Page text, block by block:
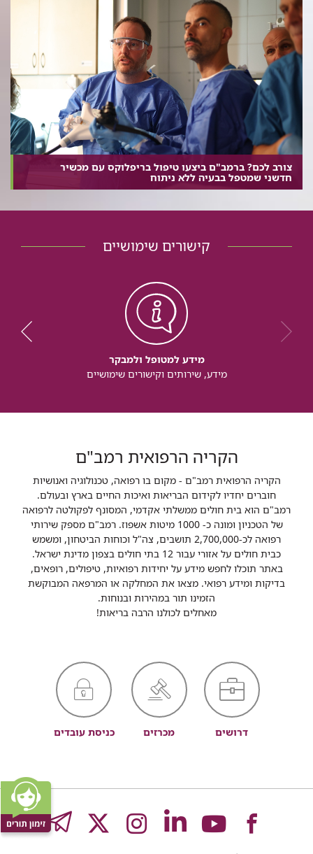
צורב לכם? ברמב"ם ביצעו טיפול בריפלוקס עם מכשיר
חדשני שמטפל בבעיה ללא ניתוח
קישורים שימושיים
מידע למטופל ולמבקר
מידע, שירותים וקישורים שימושיים
הקריה הרפואית רמב"ם
הקריה הרפואית רמב"ם - מקום בו רפואה, טכנולוגיה ואנושיות
חוברים יחדיו לקידום הבריאות ואיכות החיים בארץ ובעולם.
רמב"ם הוא בית חולים ממשלתי אקדמי, המסונף לפקולטה לרפואה
של הטכניון ומונה כ- 1000 מיטות אשפוז. רמב"ם מספק שירותי
רפואה לכ-2,700,000 תושבים, צה"ל וכוחות הביטחון, ומשמש
כבית חולים על אזורי עבור 12 בתי חולים בצפון מדינת ישראל.
באתר תוכלו לחפש מידע על יחידות רפואיות, טיפולים, רופאים,
בדיקות ומידע רפואי. מצאו את המחלקה או המרפאה המבוקשת
הזמינו תור במהירות ובנוחות.
מאחלים לכולנו הרבה בריאות!
דרושים מכרזים כניסת עובדים
לעמוד
לעמוד
לעמוד
לעמוד
לעמוד